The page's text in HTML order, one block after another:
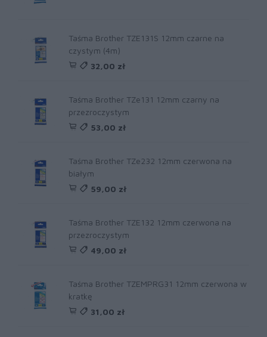
Taśma Brother TZE131S 12mm czarne na
czystym (4m)
32,00 zł
Taśma Brother TZe131 12mm czarny na
przezroczystym
53,00 zł
Taśma Brother TZe232 12mm czerwona na
białym
59,00 zł
Taśma Brother TZE132 12mm czerwona na
przezroczystym
49,00 zł
Taśma Brother TZEMPRG31 12mm czerwona w
kratkę
31,00 zł